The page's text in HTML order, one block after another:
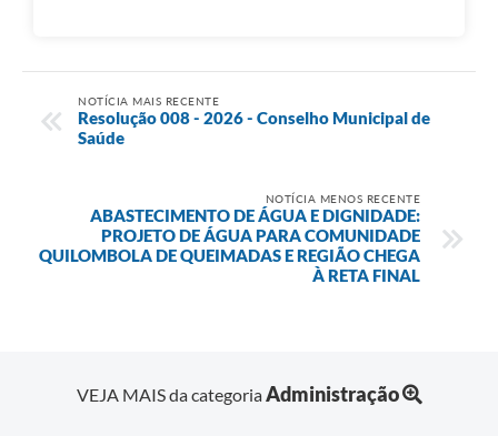
NOTÍCIA MAIS RECENTE
Resolução 008 - 2026 - Conselho Municipal de
Saúde
NOTÍCIA MENOS RECENTE
ABASTECIMENTO DE ÁGUA E DIGNIDADE:
PROJETO DE ÁGUA PARA COMUNIDADE
QUILOMBOLA DE QUEIMADAS E REGIÃO CHEGA
À RETA FINAL
VEJA MAIS da categoriaAdministração